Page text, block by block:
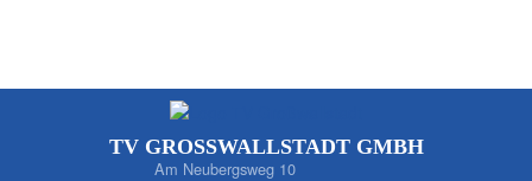
TV GROSSWALLSTADT GMBH
Am Neubergsweg 10